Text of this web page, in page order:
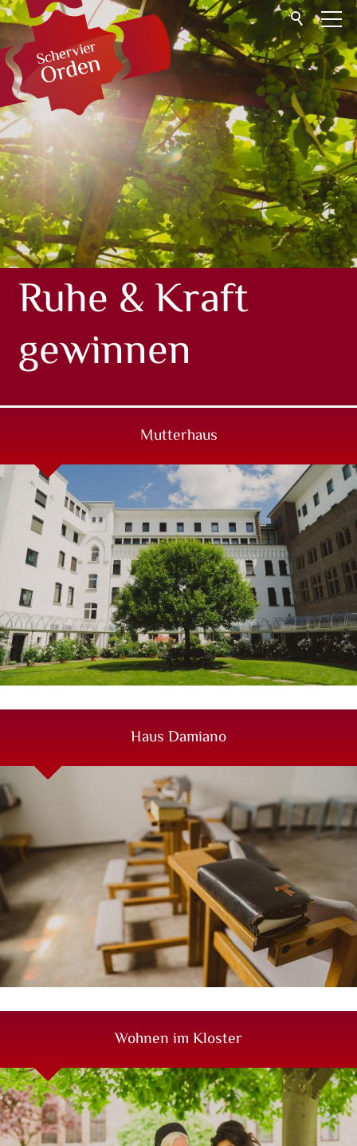
Start
Gemeinschaft
Helfen
Angebote
Mutterhaus
Haus Damiano
Publikationen
Wohnen im Kloster
Kontakt
Ruhe & Kraft
gewinnen
Mutterhaus
Haus Damiano
Wohnen im Kloster